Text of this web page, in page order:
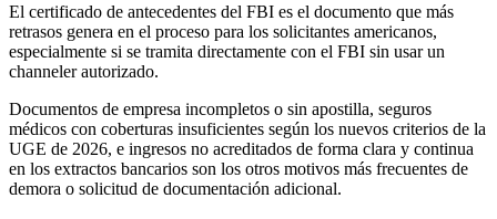
El certificado de antecedentes del FBI es el documento que más
retrasos genera en el proceso para los solicitantes americanos,
especialmente si se tramita directamente con el FBI sin usar un
channeler autorizado.
Documentos de empresa incompletos o sin apostilla, seguros
médicos con coberturas insuficientes según los nuevos criterios de la
UGE de 2026, e ingresos no acreditados de forma clara y continua
en los extractos bancarios son los otros motivos más frecuentes de
demora o solicitud de documentación adicional.